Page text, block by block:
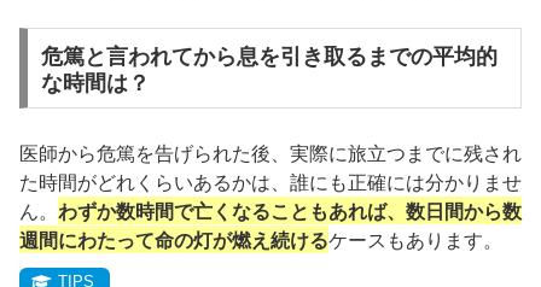
危篤と言われてから息を引き取るまでの平均的
な時間は？
医師から危篤を告げられた後、実際に旅立つまでに残され
た時間がどれくらいあるかは、誰にも正確には分かりませ
ん。 わずか数時間で亡くなることもあれば、数日間から数
週間にわたって命の灯が燃え続けるケースもあります。